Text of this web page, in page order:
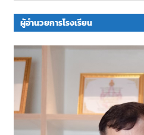
ผู้อำนวยการโรงเรียน